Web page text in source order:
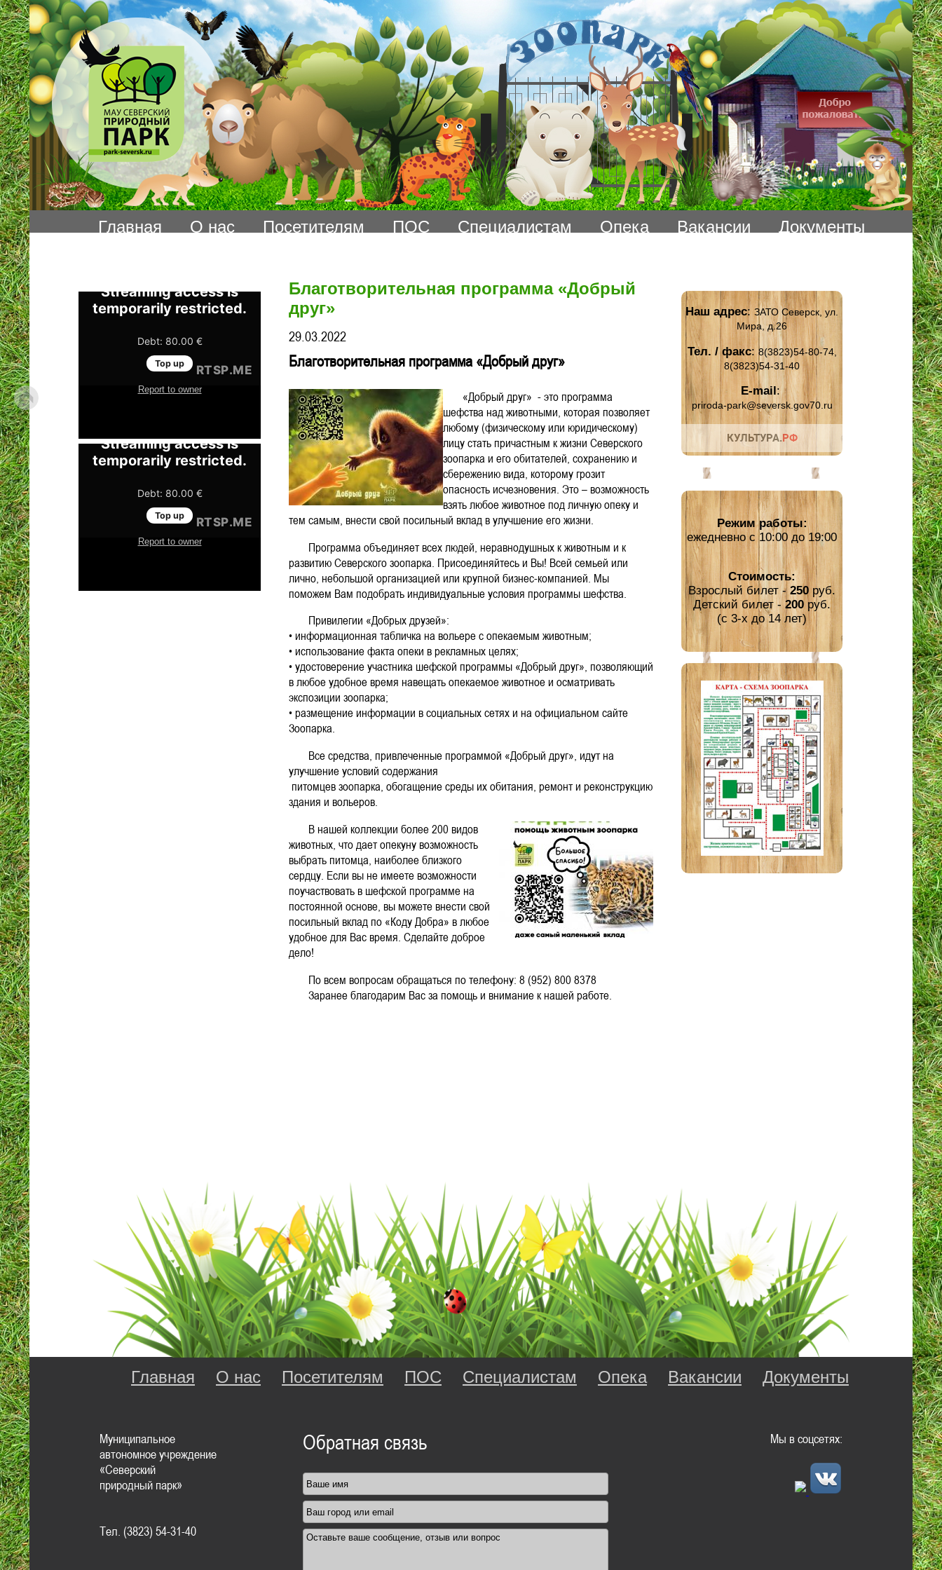
Главная О нас Посетителям ПОС Специалистам Опека Вакансии Документы
Благотворительная программа «Добрый
друг»
29.03.2022
Благотворительная программа «Добрый друг»
«Добрый друг» - это программа
шефства над животными, которая позволяет
любому (физическому или юридическому)
лицу стать причастным к жизни Северского
зоопарка и его обитателей, сохранению и
сбережению вида, которому грозит
опасность исчезновения. Это – возможность
взять любое животное под личную опеку и
тем самым, внести свой посильный вклад в улучшение его жизни.
Программа объединяет всех людей, неравнодушных к животным и к
развитию Северского зоопарка. Присоединяйтесь и Вы! Всей семьей или
лично, небольшой организацией или крупной бизнес-компанией. Мы
поможем Вам подобрать индивидуальные условия программы шефства.
Привилегии «Добрых друзей»:
• информационная табличка на вольере с опекаемым животным;
• использование факта опеки в рекламных целях;
• удостоверение участника шефской программы «Добрый друг», позволяющий
в любое удобное время навещать опекаемое животное и осматривать
экспозиции зоопарка;
• размещение информации в социальных сетях и на официальном сайте
Зоопарка.
Все средства, привлеченные программой «Добрый друг», идут на
улучшение условий содержания
питомцев зоопарка, обогащение среды их обитания, ремонт и реконструкцию
здания и вольеров.
В нашей коллекции более 200 видов
животных, что дает опекуну возможность
выбрать питомца, наиболее близкого
сердцу. Если вы не имеете возможности
поучаствовать в шефской программе на
постоянной основе, вы можете внести свой
посильный вклад по «Коду Добра» в любое
удобное для Вас время. Сделайте доброе
дело!
По всем вопросам обращаться по телефону: 8 (952) 800 8378
Заранее благодарим Вас за помощь и внимание к нашей работе.
Наш адрес: ЗАТО Северск, ул.
Мира, д.26
Тел. / факс:8(3823)54-80-74,
8(3823)54-31-40
E-mail :
priroda-park@seversk.gov70.ru
Режим работы:
ежедневно с 10:00 до 19:00
Стоимость:
Взрослый билет - 250 руб.
Детский билет -200руб.
(с 3-х до 14 лет)
Главная О нас Посетителям ПОС Специалистам Опека Вакансии Документы
Муниципальное
автономное учреждение
«Северский
природный парк»
Тел. (3823) 54-31-40
Обратная связь Мы в соцсетях: